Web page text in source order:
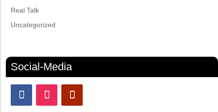
Real Talk
Uncategorized
Social-Media